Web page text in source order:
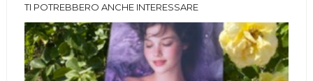
TI POTREBBERO ANCHE INTERESSARE